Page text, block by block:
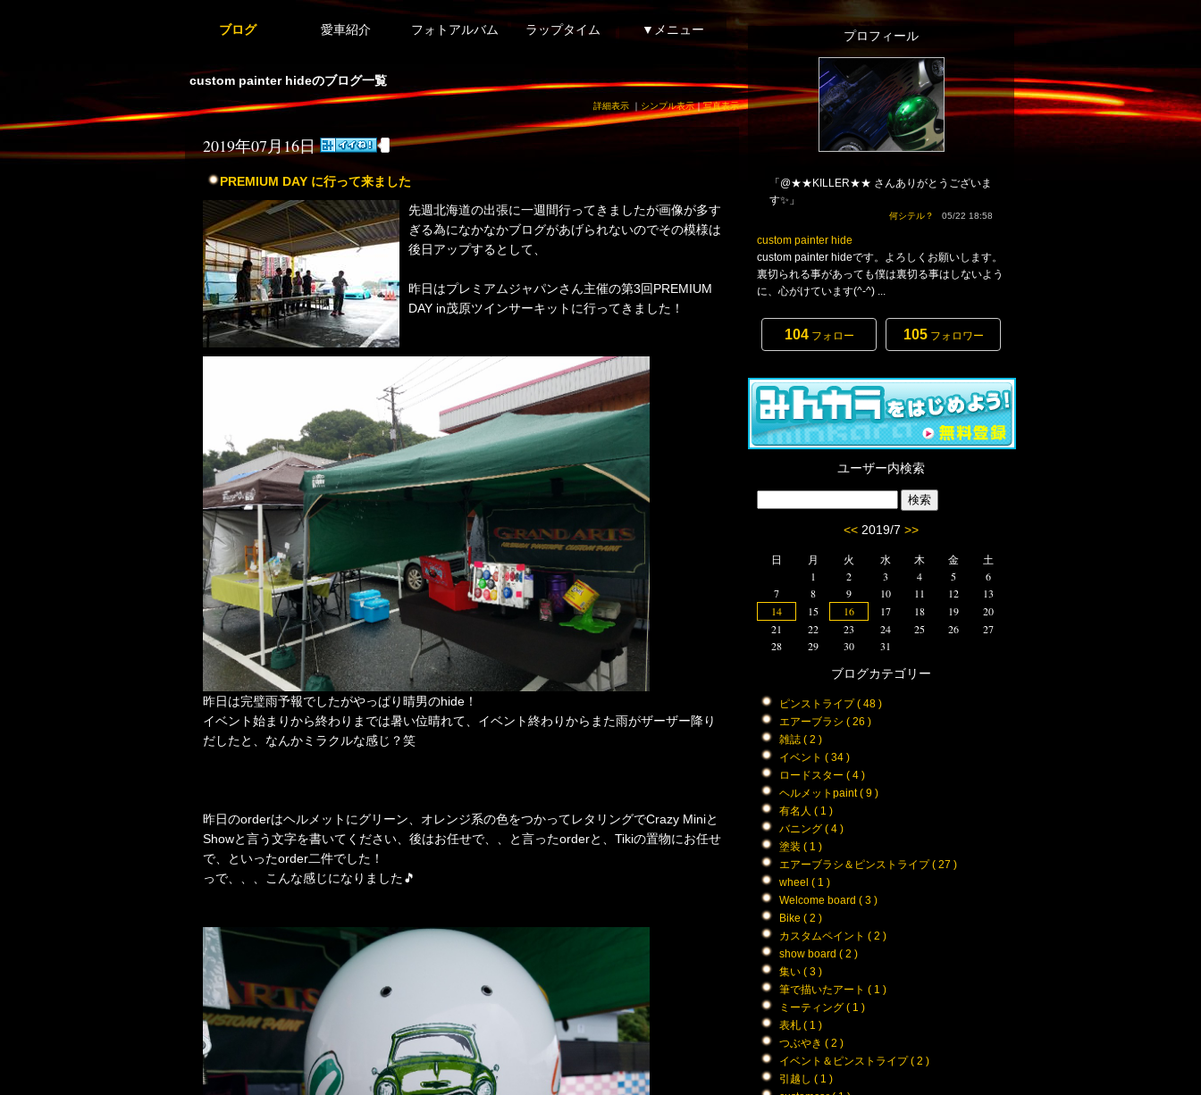
ブログ 愛車紹介 フォトアルバム ラップタイム ▼メニュー
custom painter hideのブログ一覧
詳細表示 ｜ シンプル表示｜写真表示
2019年07月16日
PREMIUM DAY に行って来ました
先週北海道の出張に一週間行ってきましたが画像が多す
ぎる為になかなかブログがあげられないのでその模様は
後日アップするとして、
昨日はプレミアムジャパンさん主催の第3回PREMIUM
DAY in茂原ツインサーキットに行ってきました！
昨日は完璧雨予報でしたがやっぱり晴男のhide！
イベント始まりから終わりまでは暑い位晴れて、イベント終わりからまた雨がザーザー降り
だしたと、なんかミラクルな感じ？笑
昨日のorderはヘルメットにグリーン、オレンジ系の色をつかってレタリングでCrazy Miniと
Showと言う文字を書いてください、後はお任せで、、と言ったorderと、Tikiの置物にお任せ
で、といったorder二件でした！
っで、、、こんな感じになりました🎵
プロフィール
「@★★KILLER★★ さんありがとうございま
す✨」
何シテル？ 05/22 18:58
custom painter hide
custom painter hideです。よろしくお願いします。
裏切られる事があっても僕は裏切る事はしないよう
に、心がけています(^-^) ...
104フォロー 105フォロワー
ユーザー内検索
<< 2019/7 >>
日 月 火 水 木 金
土
1
2 3 4 5
6
7
8 9 10 11 12
13
14
15 16 17 18 19
20
21
22 23 24 25 26
27
28
29 30
31
ブログカテゴリー
ピンストライプ ( 48 )
エアーブラシ ( 26 )
雑誌 ( 2 )
イベント ( 34 )
ロードスター ( 4 )
ヘルメットpaint ( 9 )
有名人 ( 1 )
バニング ( 4 )
塗装 ( 1 )
エアーブラシ＆ピンストライプ ( 27 )
wheel ( 1 )
Welcome board ( 3 )
Bike ( 2 )
カスタムペイント ( 2 )
show board ( 2 )
集い ( 3 )
筆で描いたアート ( 1 )
ミーティング ( 1 )
表札 ( 1 )
つぶやき ( 2 )
イベント＆ピンストライプ ( 2 )
引越し ( 1 )